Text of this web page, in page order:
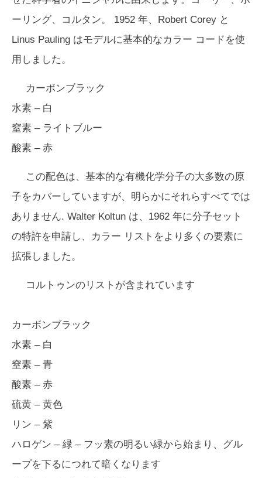
ーリング、コルタン。 1952 年、Robert Corey と
Linus Pauling はモデルに基本的なカラー コードを使
用しました。
カーボンブラック
水素 – 白
窒素 – ライトブルー
酸素 – 赤
この配色は、基本的な有機化学分子の大多数の原
子をカバーしていますが、明らかにそれらすべてでは
ありません. Walter Koltun は、1962 年に分子セット
の特許を申請し、カラー リストをより多くの要素に
拡張しました。
コルトゥンのリストが含まれています
カーボンブラック
水素 – 白
窒素 – 青
酸素 – 赤
硫黄 – 黄色
リン – 紫
ハロゲン – 緑 – フッ素の明るい緑から始まり、グル
ープを下るにつれて暗くなります